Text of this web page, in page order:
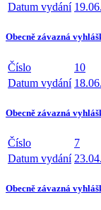
Datum vydání
Obecně závazná
Číslo
10
Datum vydání
Obecně závazná
Číslo
7
Datum vydání
Obecně závazná